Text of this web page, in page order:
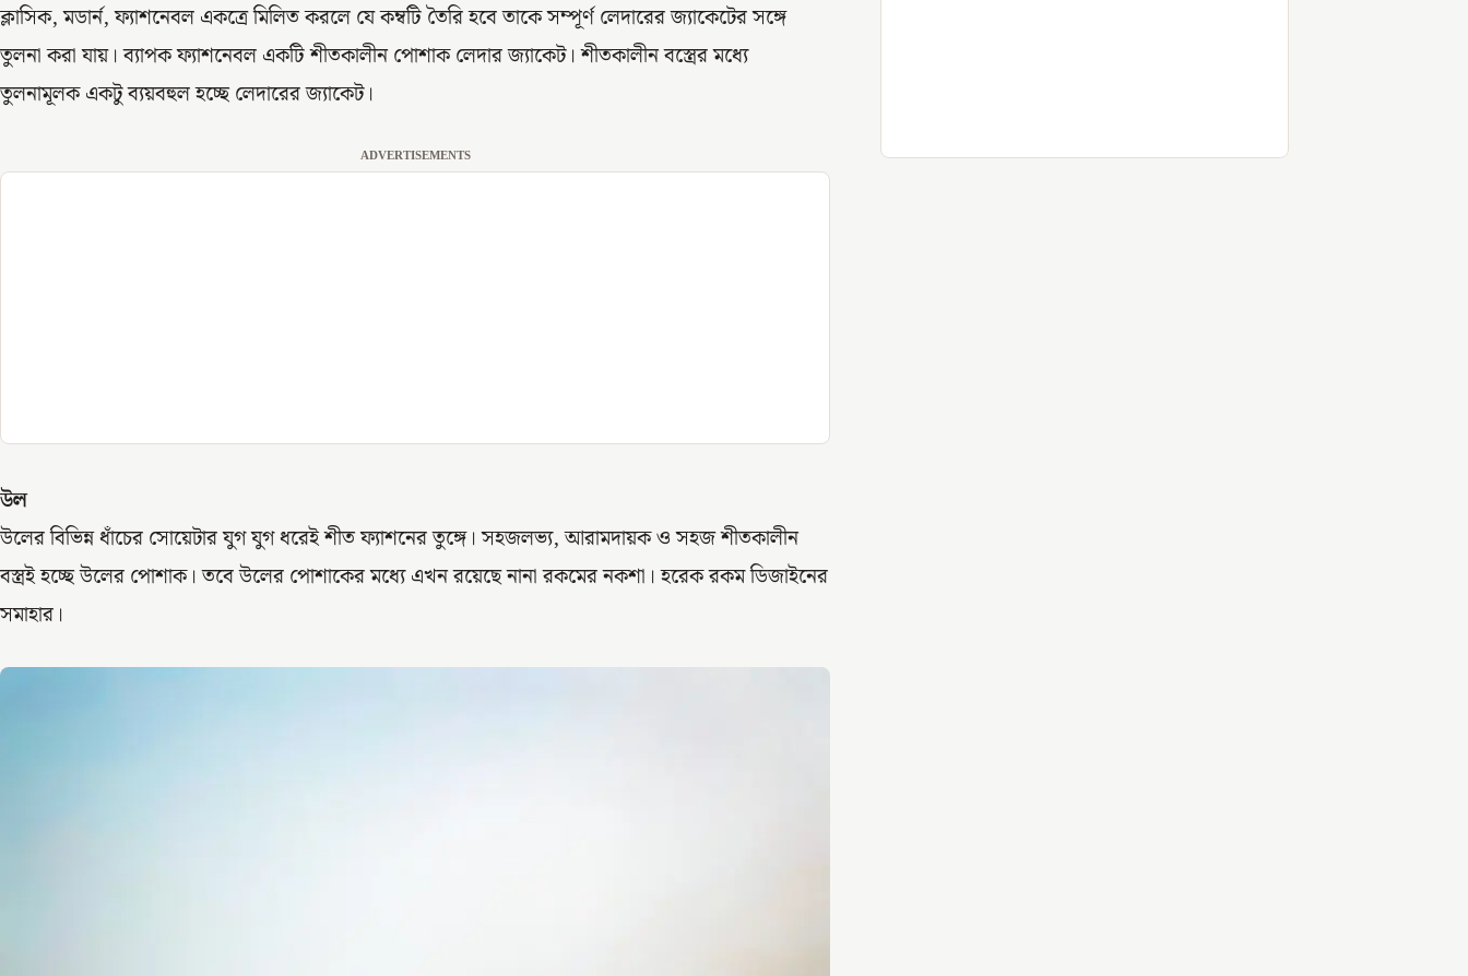
ক্লাসিক, মডার্ন, ফ্যাশনেবল একত্রে মিলিত করলে যে কম্বটি তৈরি হবে তাকে সম্পূর্ণ লেদারের জ্যাকেটের সঙ্গে
তুলনা করা যায়। ব্যাপক ফ্যাশনেবল একটি শীতকালীন পোশাক লেদার জ্যাকেট। শীতকালীন বস্ত্রের মধ্যে
তুলনামূলক একটু ব্যয়বহুল হচ্ছে লেদারের জ্যাকেট।
ADVERTISEMENTS
উল
উলের বিভিন্ন ধাঁচের সোয়েটার যুগ যুগ ধরেই শীত ফ্যাশনের তুঙ্গে। সহজলভ্য, আরামদায়ক ও সহজ শীতকালীন
বস্ত্রই হচ্ছে উলের পোশাক। তবে উলের পোশাকের মধ্যে এখন রয়েছে নানা রকমের নকশা। হরেক রকম ডিজাইনের
সমাহার।